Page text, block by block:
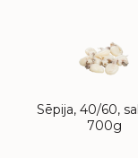
Sēpija, 40/60,
700g